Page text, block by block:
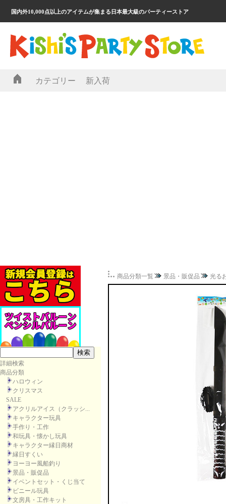
国内外10,000点以上のアイテムが集まる日本最大級のパーティーストア
カテゴリー 新入荷
詳細検索
商品分類
ハロウィン
クリスマス
SALE
アクリルアイス（クラッシ...
キャラクター玩具
手作り・工作
和玩具・懐かし玩具
キャラクター縁日商材
縁日すくい
ヨーヨー風船釣り
景品・販促品
イベントセット・くじ当て
ビニール玩具
文房具・工作キット
商品分類一覧 景品・販促品 光る